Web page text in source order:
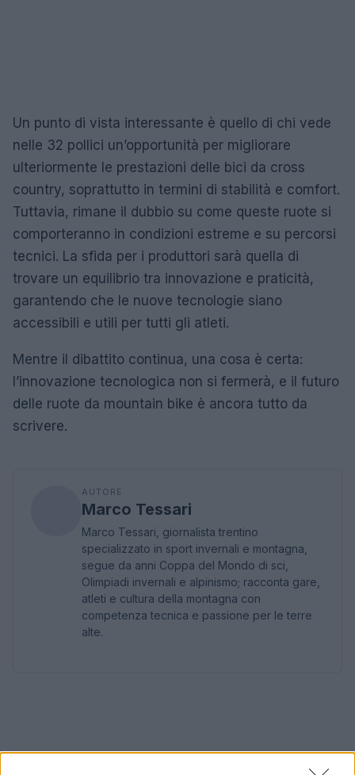
Un punto di vista interessante è quello di chi vede
nelle 32 pollici un’opportunità per migliorare
ulteriormente le prestazioni delle bici da cross
country, soprattutto in termini di stabilità e comfort.
Tuttavia, rimane il dubbio su come queste ruote si
comporteranno in condizioni estreme e su percorsi
tecnici. La sfida per i produttori sarà quella di
trovare un equilibrio tra innovazione e praticità,
garantendo che le nuove tecnologie siano
accessibili e utili per tutti gli atleti.
Mentre il dibattito continua, una cosa è certa:
l’innovazione tecnologica non si fermerà, e il futuro
delle ruote da mountain bike è ancora tutto da
scrivere.
AUTORE
Marco Tessari
Marco Tessari, giornalista trentino
specializzato in sport invernali e montagna,
segue da anni Coppa del Mondo di sci,
Olimpiadi invernali e alpinismo; racconta gare,
atleti e cultura della montagna con
competenza tecnica e passione per le terre
alte.